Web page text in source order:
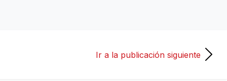
Ir a la publicación siguiente